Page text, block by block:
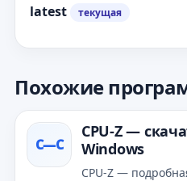
latest текущая
Похожие
C—С
CPU‑Z —
Windows
CPU‑Z —